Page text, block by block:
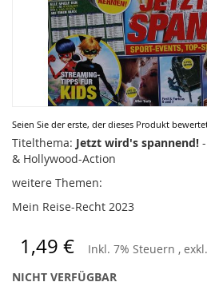
Seien Sie der erste, der dieses Produkt
Titelthema: Jetzt wird's spannend!
& Hollywood-Action
weitere Themen:
Mein Reise-Recht 2023
1,49 € Inkl. 7% Steuern , exkl.
NICHT VERFÜGBAR
Zum
Anfang
der
Bildergalerie
springen